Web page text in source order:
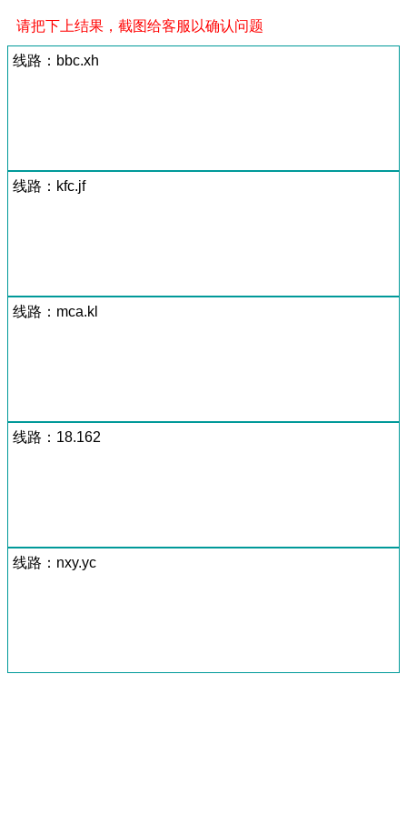
请把下上结果，截图给客服以确认问题
线路：bbc.xh
线路：kfc.jf
线路：mca.kl
线路：18.162
线路：nxy.yc